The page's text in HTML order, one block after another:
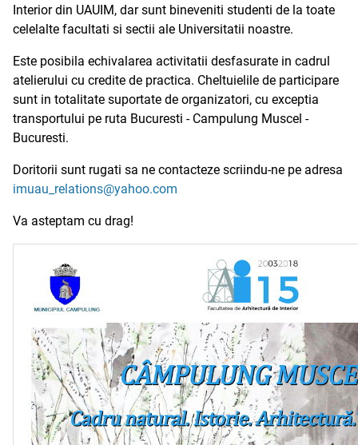
Interior din UAUIM, dar sunt bineveniti studenti de la toate
celelalte facultati si sectii ale Universitatii noastre.
Este posibila echivalarea activitatii desfasurate in cadrul
atelierului cu credite de practica. Cheltuielile de participare
sunt in totalitate suportate de organizatori, cu exceptia
transportului pe ruta Bucuresti - Campulung Muscel -
Bucuresti.
Doritorii sunt rugati sa ne contacteze scriindu-ne pe adresa
imuau_relations@yahoo.com
Va asteptam cu drag!